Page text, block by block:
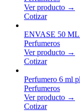
Ver producto →
Cotizar
ENVASE 50
Perfumeros
Ver producto →
Cotizar
Perfumero 6 ml
Perfumeros
Ver producto →
Cotizar